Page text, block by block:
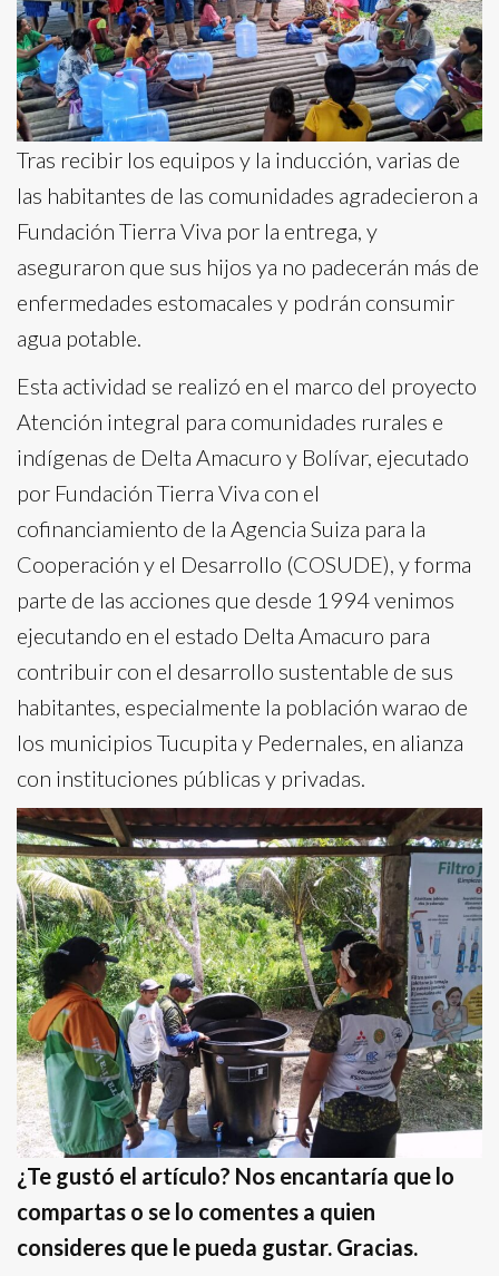
Tras recibir los equipos y la inducción, varias de
las habitantes de las comunidades agradecieron a
Fundación Tierra Viva por la entrega, y
aseguraron que sus hijos ya no padecerán más de
enfermedades estomacales y podrán consumir
agua potable.
Esta actividad se realizó en el marco del proyecto
Atención integral para comunidades rurales e
indígenas de Delta Amacuro y Bolívar, ejecutado
por Fundación Tierra Viva con el
cofinanciamiento de la Agencia Suiza para la
Cooperación y el Desarrollo (COSUDE), y forma
parte de las acciones que desde 1994 venimos
ejecutando en el estado Delta Amacuro para
contribuir con el desarrollo sustentable de sus
habitantes, especialmente la población warao de
los municipios Tucupita y Pedernales, en alianza
con instituciones públicas y privadas.
¿Te gustó el artículo? Nos encantaría que lo
compartas o se lo comentes a quien
consideres que le pueda gustar. Gracias.